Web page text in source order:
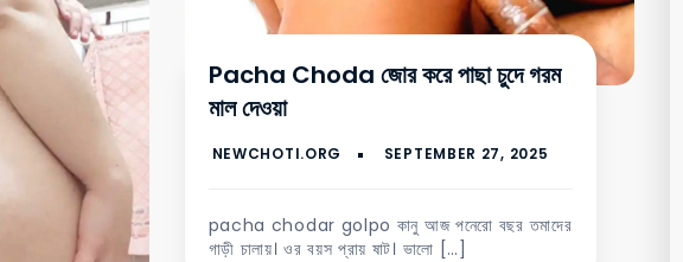
Pacha Choda জোর করে পাছা চুদে গরম
মাল দেওয়া
pacha chodar golpo কানু আজ পনেরো বছর তমাদের
গাড়ী চালায়। ওর বয়স প্রায় ষাট। ভালো […]